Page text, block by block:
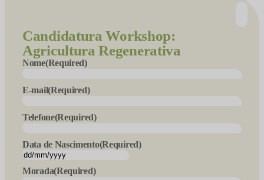
CandidaturaWorkshop:
Agricultura Regenerativa
Nome(Required)
E-mail(Required)
Telefone(Required)
Data de Nascimento(Required)
DD
slash
Morada(Required)